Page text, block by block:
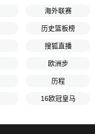
海外联赛
历史篮板榜
搜狐直播
欧洲步
历程
16欧冠皇马